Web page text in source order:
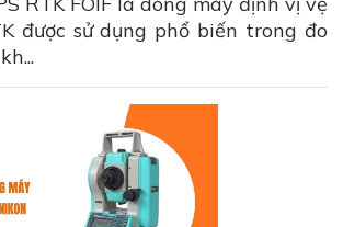
được sử dụng phổ biến trong đo